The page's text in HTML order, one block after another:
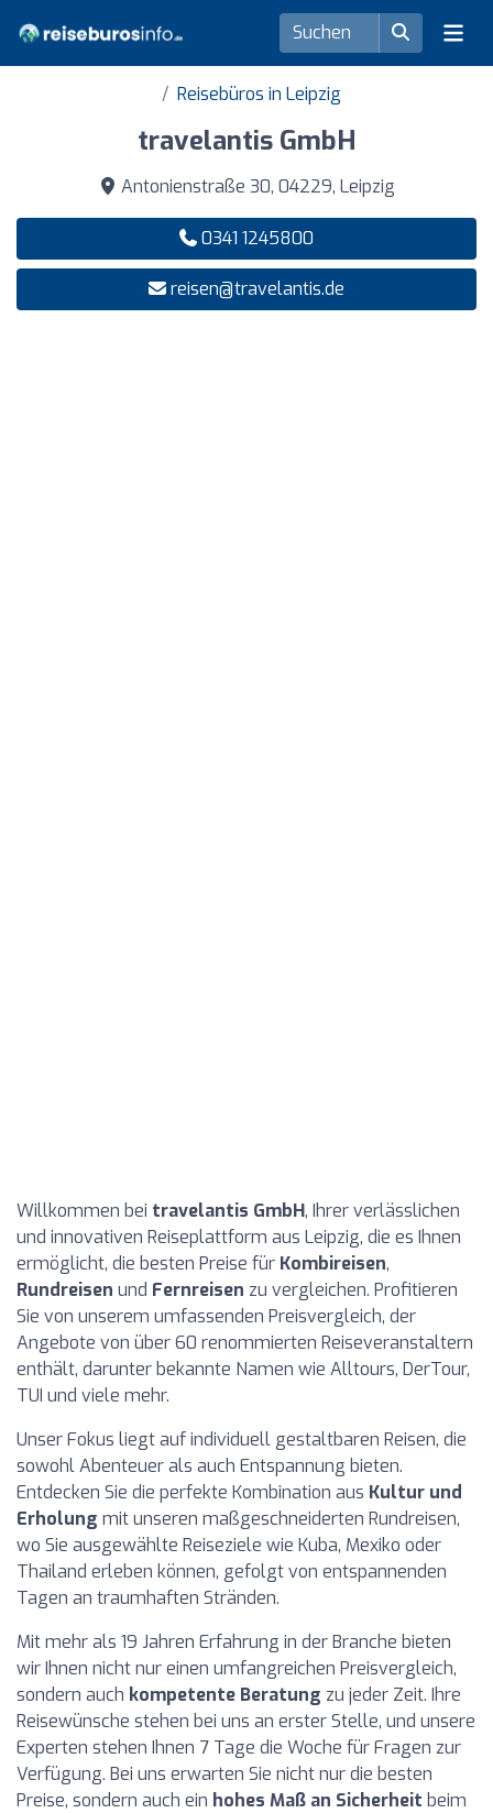
Reisebüros in Leipzig
travelantis GmbH
Antonienstraße 30, 04229, Leipzig
0341 1245800
reisen@travelantis.de
Willkommen bei travelantis GmbH, Ihrer verlässlichen
und innovativen Reiseplattform aus Leipzig, die es Ihnen
ermöglicht, die besten Preise für Kombireisen,
Rundreisen und Fernreisen zu vergleichen. Profitieren
Sie von unserem umfassenden Preisvergleich, der
Angebote von über 60 renommierten Reiseveranstaltern
enthält, darunter bekannte Namen wie Alltours, DerTour,
TUI und viele mehr.
Unser Fokus liegt auf individuell gestaltbaren Reisen, die
sowohl Abenteuer als auch Entspannung bieten.
Entdecken Sie die perfekte Kombination aus Kultur und
Erholung mit unseren maßgeschneiderten Rundreisen,
wo Sie ausgewählte Reiseziele wie Kuba, Mexiko oder
Thailand erleben können, gefolgt von entspannenden
Tagen an traumhaften Stränden.
Mit mehr als 19 Jahren Erfahrung in der Branche bieten
wir Ihnen nicht nur einen umfangreichen Preisvergleich,
sondern auch kompetente Beratung zu jeder Zeit. Ihre
Reisewünsche stehen bei uns an erster Stelle, und unsere
Experten stehen Ihnen 7 Tage die Woche für Fragen zur
Verfügung. Bei uns erwarten Sie nicht nur die besten
Preise, sondern auch ein hohes Maß an Sicherheit beim